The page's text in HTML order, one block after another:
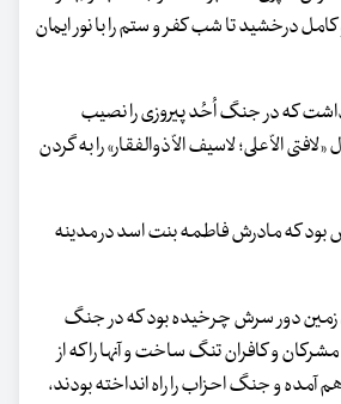
درخشید تا شب کفر و ستم را با نور ایمان
که در جنگ اُحُد پیروزی را نصیب
الاّ علی؛ لاسیف الاّ ذوالفقار» را به گردن
که مادرش فاطمه بنت اسد در مدینه
دور سرش چرخیده بود که در جنگ
و کافران تنگ ساخت و آنها را که از
و جنگ احزاب را راه انداخته بودند،